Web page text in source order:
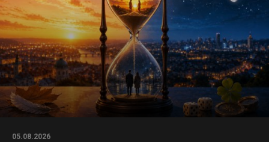
05.08.2026